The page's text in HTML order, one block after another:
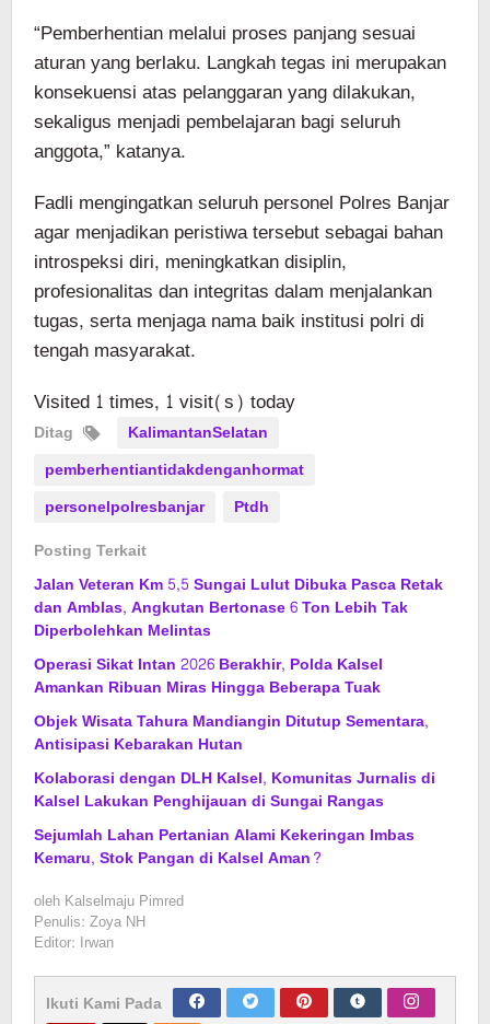
“Pemberhentian melalui proses panjang sesuai
aturan yang berlaku. Langkah tegas ini merupakan
konsekuensi atas pelanggaran yang dilakukan,
sekaligus menjadi pembelajaran bagi seluruh
anggota,” katanya.
Fadli mengingatkan seluruh personel Polres Banjar
agar menjadikan peristiwa tersebut sebagai bahan
introspeksi diri, meningkatkan disiplin,
profesionalitas dan integritas dalam menjalankan
tugas, serta menjaga nama baik institusi polri di
tengah masyarakat.
Visited 1 times, 1 visit(s) today
Ditag
KalimantanSelatan
pemberhentiantidakdenganhormat
personelpolresbanjar
Ptdh
Posting Terkait
Jalan Veteran Km 5,5 Sungai Lulut Dibuka Pasca Retak
dan Amblas, Angkutan Bertonase 6 Ton Lebih Tak
Diperbolehkan Melintas
Operasi Sikat Intan 2026 Berakhir, Polda Kalsel
Amankan Ribuan Miras Hingga Beberapa Tuak
Objek Wisata Tahura Mandiangin Ditutup Sementara,
Antisipasi Kebarakan Hutan
Kolaborasi dengan DLH Kalsel, Komunitas Jurnalis di
Kalsel Lakukan Penghijauan di Sungai Rangas
Sejumlah Lahan Pertanian Alami Kekeringan Imbas
Kemaru, Stok Pangan di Kalsel Aman?
oleh Kalselmaju Pimred
Penulis: Zoya NH
Editor: Irwan
Ikuti Kami Pada